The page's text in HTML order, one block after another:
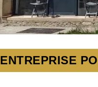
ENTREPRISE